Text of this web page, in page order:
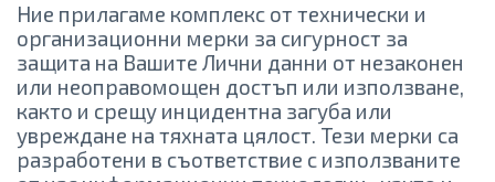
Ние прилагаме комплекс от технически и
организационни мерки за сигурност за
защита на Вашите Лични данни от незаконен
или неоправомощен достъп или използване,
както и срещу инцидентна загуба или
увреждане на тяхната цялост. Тези мерки са
разработени в съответствие с използваните